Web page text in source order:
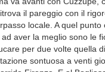
il pareggio con il
locale. A quel punto
aver la meglio sono le
per due volte quella
sontuosa a venti